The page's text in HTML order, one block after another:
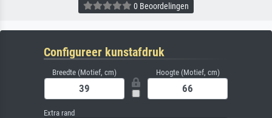
0 Beoordelingen
Configureer kunstafdruk
Breedte (Motief, cm) Hoogte (Motief, cm)
Extra rand